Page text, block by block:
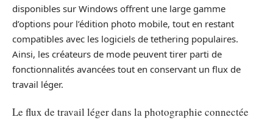
disponibles sur Windows offrent une large gamme
d’options pour l’édition photo mobile, tout en restant
compatibles avec les logiciels de tethering populaires.
Ainsi, les créateurs de mode peuvent tirer parti de
fonctionnalités avancées tout en conservant un flux de
travail léger.
Le flux de travail léger dans la photographie connectée